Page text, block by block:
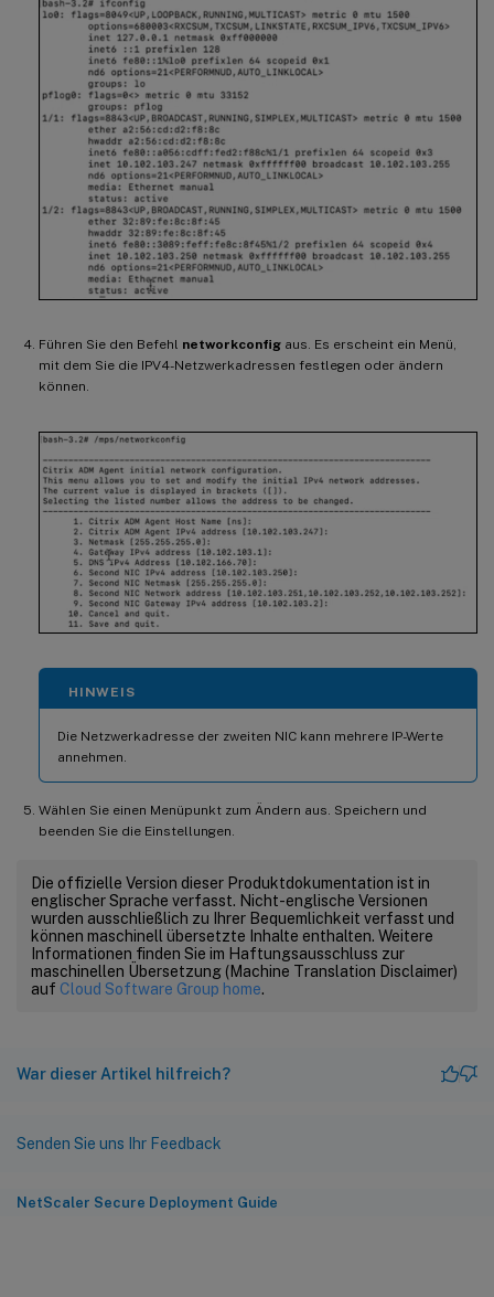
Führen Sie den Befehl networkconfig aus. Es erscheint ein Menü,
mit dem Sie die IPV4-Netzwerkadressen festlegen oder ändern
können.
HINWEIS
Die Netzwerkadresse der zweiten NIC kann mehrere IP-Werte
annehmen.
Wählen Sie einen Menüpunkt zum Ändern aus. Speichern und
beenden Sie die Einstellungen.
Die offizielle Version dieser Produktdokumentation ist in
englischer Sprache verfasst. Nicht-englische Versionen
wurden ausschließlich zu Ihrer Bequemlichkeit verfasst und
können maschinell übersetzte Inhalte enthalten. Weitere
Informationen finden Sie im Haftungsausschluss zur
maschinellen Übersetzung (Machine Translation Disclaimer)
auf Cloud Software Group home.
War dieser Artikel hilfreich?
Senden Sie uns Ihr Feedback
NetScaler Secure Deployment Guide